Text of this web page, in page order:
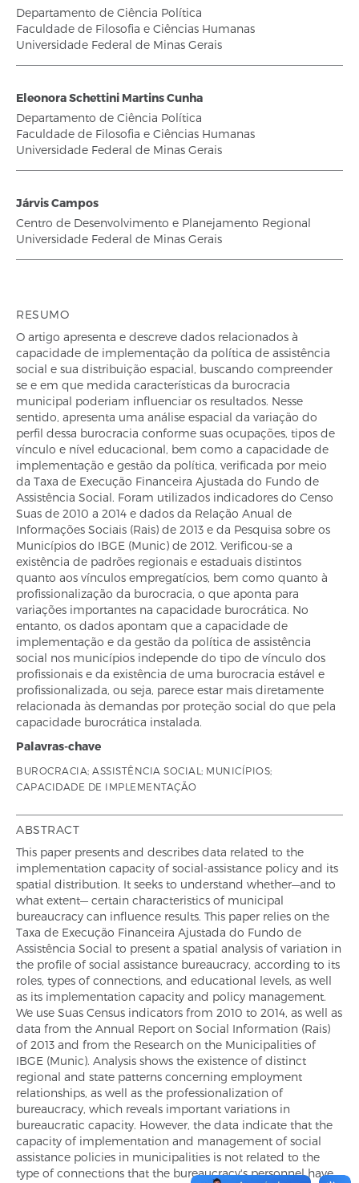
Departamento de Ciência Política
Faculdade de Filosofia e Ciências Humanas
Universidade Federal de Minas Gerais
Eleonora Schettini Martins Cunha
Departamento de Ciência Política
Faculdade de Filosofia e Ciências Humanas
Universidade Federal de Minas Gerais
Járvis Campos
Centro de Desenvolvimento e Planejamento Regional
Universidade Federal de Minas Gerais
RESUMO
O artigo apresenta e descreve dados relacionados à
capacidade de implementação da política de assistência
social e sua distribuição espacial, buscando compreender
se e em que medida características da burocracia
municipal poderiam influenciar os resultados. Nesse
sentido, apresenta uma análise espacial da variação do
perfil dessa burocracia conforme suas ocupações, tipos de
vínculo e nível educacional, bem como a capacidade de
implementação e gestão da política, verificada por meio
da Taxa de Execução Financeira Ajustada do Fundo de
Assistência Social. Foram utilizados indicadores do Censo
Suas de 2010 a 2014 e dados da Relação Anual de
Informações Sociais (Rais) de 2013 e da Pesquisa sobre os
Municípios do IBGE (Munic) de 2012. Verificou-se a
existência de padrões regionais e estaduais distintos
quanto aos vínculos empregatícios, bem como quanto à
profissionalização da burocracia, o que aponta para
variações importantes na capacidade burocrática. No
entanto, os dados apontam que a capacidade de
implementação e da gestão da política de assistência
social nos municípios independe do tipo de vínculo dos
profissionais e da existência de uma burocracia estável e
profissionalizada, ou seja, parece estar mais diretamente
relacionada às demandas por proteção social do que pela
capacidade burocrática instalada.
Palavras-chave
BUROCRACIA; ASSISTÊNCIA SOCIAL; MUNICÍPIOS;
CAPACIDADE DE IMPLEMENTAÇÃO
ABSTRACT
This paper presents and describes data related to the
implementation capacity of social-assistance policy and its
spatial distribution. It seeks to understand whether—and to
what extent— certain characteristics of municipal
bureaucracy can influence results. This paper relies on the
Taxa de Execução Financeira Ajustada do Fundo de
Assistência Social to present a spatial analysis of variation in
the profile of social assistance bureaucracy, according to its
roles, types of connections, and educational levels, as well
as its implementation capacity and policy management.
We use Suas Census indicators from 2010 to 2014, as well as
data from the Annual Report on Social Information (Rais)
of 2013 and from the Research on the Municipalities of
IBGE (Munic). Analysis shows the existence of distinct
regional and state patterns concerning employment
relationships, as well as the professionalization of
bureaucracy, which reveals important variations in
bureaucratic capacity. However, the data indicate that the
capacity of implementation and management of social
assistance policies in municipalities is not related to the
type of connections that the bureaucracy's personnel have